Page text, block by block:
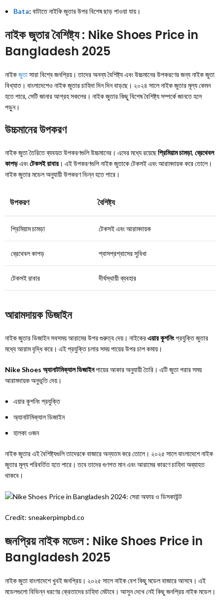
Bata: বাটাতে নাইকি জুতার উপর বিশেষ ছাড় পাওয়া যায়।
নাইক জুতার বৈশিষ্ট্য : Nike Shoes Price in
Bangladesh 2025
নাইকজুতাসারা বিশ্বে জনপ্রিয়। তাদের অনন্য বৈশিষ্ট্য এবং উচ্চমানের উপকরণের জন্য নাইক জুতা
বিখ্যাত। বাংলাদেশেও নাইক জুতার চাহিদা দিন দিন বাড়ছে। ২০২৪ সালে নাইক জুতার মূল্য কেমন
হতে পারে, সেটি জানার আগ্রহ সকলের। নাইক জুতার কিছু বিশেষ বৈশিষ্ট্য সম্পর্কে জানতে হলে
পড়ুন।
উচ্চমানের উপকরণ
নাইক জুতা তৈরিতে ব্যবহৃত উপকরণগুলি উচ্চমানের। এদের মধ্যে রয়েছেপ্রিমিয়াম চামড়া,ব্রেথেবল
কাপড়এবংটেকসই রাবার। এই উপকরণগুলি নাইক জুতাকে টেকসই এবং আরামদায়ক করে তোলে।
নাইক জুতার মডেল অনুযায়ী উপকরণ ভিন্ন হতে পারে।
উপকরণ বৈশিষ্ট্য
প্রিমিয়াম চামড়া টেকসই এবং আরামদায়ক
ব্রেথেবল কাপড় শ্বাসপ্রশ্বাসের সুবিধা
টেকসই রাবার দীর্ঘস্থায়ী ব্যবহার
আরামদায়ক ডিজাইন
নাইক জুতার ডিজাইন সবসময় আরামের উপর গুরুত্ব দেয়। নাইকেরএয়ার কুশনিংপ্রযুক্তি জুতার
মধ্যে আরাম বৃদ্ধি করে। এই প্রযুক্তি চলার সময় পায়ের উপর চাপ কমায়।
Nike Shoes অ্যানাটমিক্যাল ডিজাইনপায়ের আকার অনুযায়ী তৈরি। এটি জুতা পরার সময়
আরামদায়ক অনুভূতি দেয়।
এয়ার কুশনিং প্রযুক্তি
অ্যানাটমিক্যাল ডিজাইন
হালকা ওজন
নাইক জুতার এই বৈশিষ্ট্যগুলি তাদেরকে বাজারে অন্যতম করে তোলে। ২০২৫ সালে বাংলাদেশে নাইক
জুতার মূল্য পরিবর্তিত হতে পারে। তবে তাদের গুণগত মান এবং আরামের কারণে চাহিদা অব্যাহত
থাকবে।
Credit: sneakerpimpbd.co
জনপ্রিয় নাইক মডেল : Nike Shoes Price in
Bangladesh 2025
নাইক জুতা বাংলাদেশে খুবই জনপ্রিয়। ২০২৫ সালে নাইক বেশ কিছু মডেল বাজারে আসবে। এই
মডেলগুলো বিভিন্ন ধরণের ক্রেতাদের চাহিদা মেটাবে। আসুন দেখে নেই কিছু জনপ্রিয় নাইক মডেল।